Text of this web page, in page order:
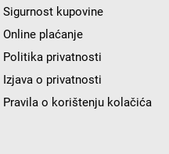
Sigurnost kupovine
Online plaćanje
Politika privatnosti
Izjava o privatnosti
Pravila o korištenju kolačića